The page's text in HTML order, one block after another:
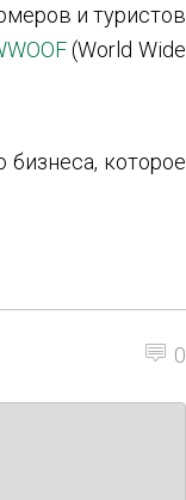
и туристов
(World Wide
которое
0